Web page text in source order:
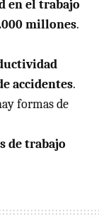
en el trabajo
millones.
accidentes.
formas de
de trabajo